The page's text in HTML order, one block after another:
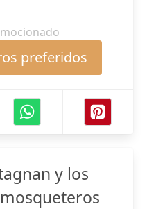
preferidos
y los